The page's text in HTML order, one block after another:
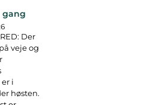
gang
Der
veje og
i
høsten.